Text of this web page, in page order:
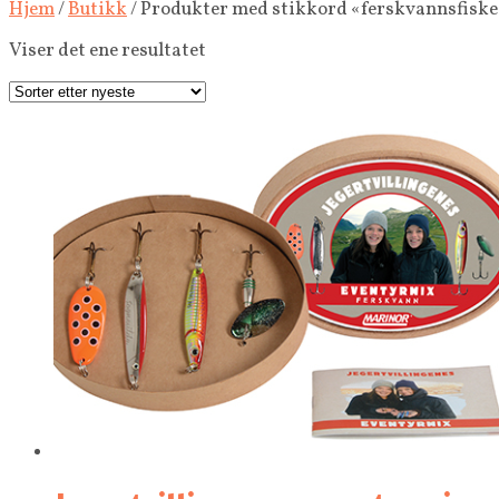
Hjem/Butikk/ Produkter med stikkord
Viser det ene resultatet